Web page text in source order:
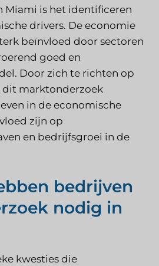
Miami is het identificeren
drivers. De economie
beïnvloed door sectoren
goed en
Door zich te richten op
dit marktonderzoek
in de economische
zijn op
en bedrijfsgroei in de
bedrijven
nodig in
kwesties die